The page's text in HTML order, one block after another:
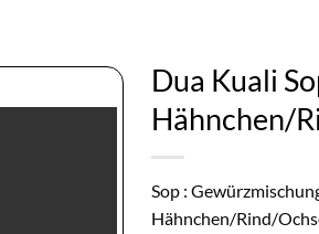
Dua Kuali
Hähnchen/
Sop :
Hähnchen/Rind/